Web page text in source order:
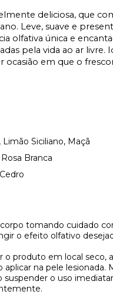
deliciosa, que
Leve, suave e
olfativa única e
pela vida ao ar livre.
em que o
Siciliano, Maçã
Branca
tomando cuidado
o efeito olfativo
o produto em local seco,
na pele
suspender o uso